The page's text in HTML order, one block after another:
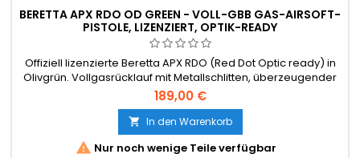
BERETTA APX RDO OD GREEN - VOLL-GBB GAS-AIRSOFT-
PISTOLE, LIZENZIERT, OPTIK-READY
Offiziell lizenzierte Beretta APX RDO (Red Dot Optic ready) in
Olivgrün. Vollgasrücklauf mit Metallschlitten, überzeugender
Rückstoß. Moderne Striker-Pistole mit einem der
komfortabelsten italienischen Griffe in der Airsoft-Welt. 22-
Schuss-Magazin, Picatinny-Schiene, reversibler
Magazinauslöser. Hochwertig, schön, bereit für ernsthafte
Spiele.
189,00 €
 In den Warenkorb
 Nur noch wenige Teile verfügbar